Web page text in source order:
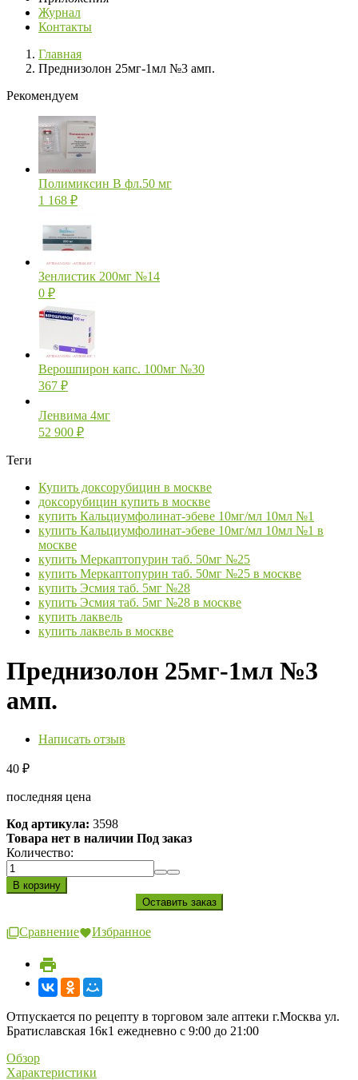
Журнал
Контакты
Главная
Преднизолон 25мг-1мл №3 амп.
Рекомендуем
Полимиксин В фл.50 мг
1 168 ₽
Зенлистик 200мг №14
0 ₽
Верошпирон капс. 100мг №30
367 ₽
Ленвима 4мг
52 900 ₽
Теги
Купить доксорубицин в москве
доксорубицин купить в москве
купить Кальциумфолинат-эбеве 10мг/мл 10мл №1
купить Кальциумфолинат-эбеве 10мг/мл 10мл №1 в
москве
купить Меркаптопурин таб. 50мг №25
купить Меркаптопурин таб. 50мг №25 в москве
купить Эсмия таб. 5мг №28
купить Эсмия таб. 5мг №28 в москве
купить лаквель
купить лаквель в москве
Преднизолон 25мг-1мл №3
амп.
Написать отзыв
40 ₽
последняя цена
Код артикула: 3598
Товара нет в наличии Под заказ
Количество:
Сравнение Избранное
Отпускается по рецепту в торговом зале аптеки г.Москва ул.
Братиславская 16к1 ежедневно с 9:00 до 21:00
Обзор
Характеристики